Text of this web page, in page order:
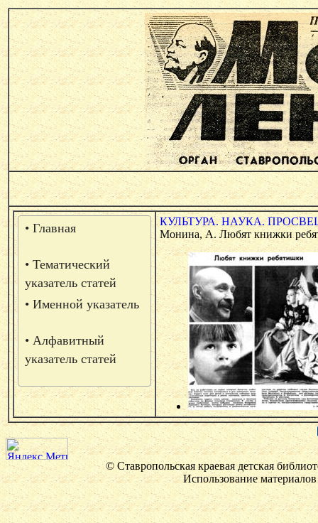
• Главная
• Тематический
указатель статей
• Именной указатель
• Алфавитный
указатель статей
КУЛЬТУРА. НАУКА.
Монина, А. Любят книжки
© Ставропольская краевая детская
Использование